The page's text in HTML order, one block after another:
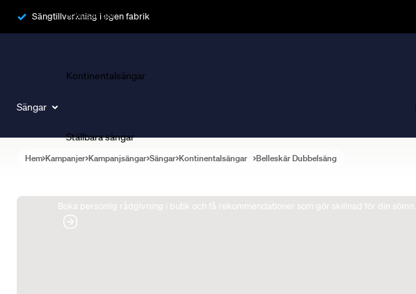
Sängtillverkning i egen fabrik
Sängar
Ramsängar
Kontinentalsängar
Ställbara sängar
Boka personlig rådgivning i butik och få rekommendationer som gör skillnad för din sömn.
Hem Kampanjer Kampanjsängar Sängar Kontinentalsängar Belleskär Dubbelsäng